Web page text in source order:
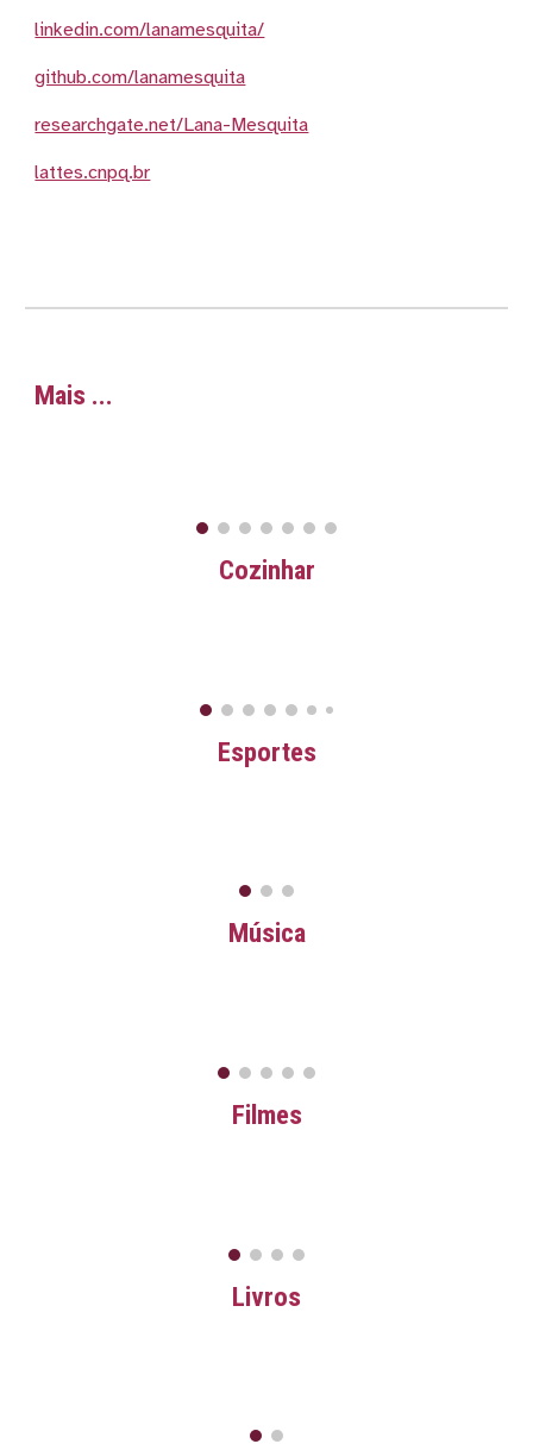
linkedin.com/lanamesquita/
github.com/lanamesquita
researchgate.net/Lana-Mesquita
lattes.cnpq.br
Mais ...
Cozinhar
Esportes
Música
Filmes
Livros